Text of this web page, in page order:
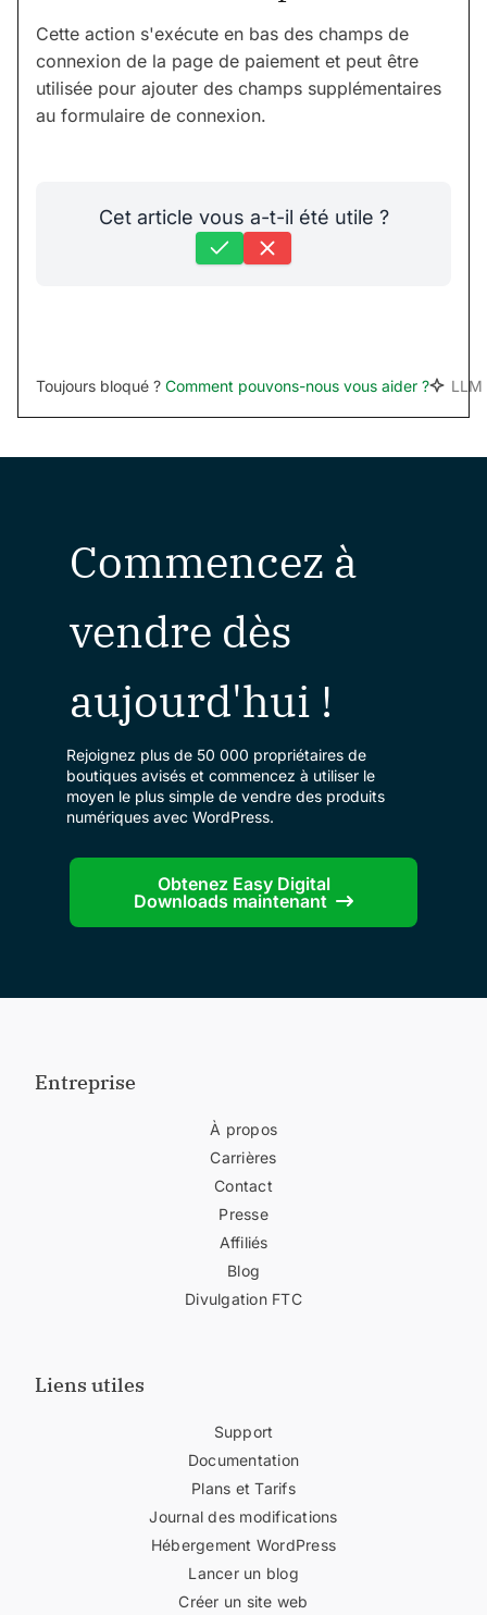
Cette action s'exécute en bas des champs de
connexion de la page de paiement et peut être
utilisée pour ajouter des champs supplémentaires
au formulaire de connexion.
Cet article vous a-t-il été utile ?
Toujours bloqué ? Comment pouvons-nous vous aider ? LLM
Commencez à
vendre dès
aujourd'hui !
Rejoignez plus de 50 000 propriétaires de
boutiques avisés et commencez à utiliser le
moyen le plus simple de vendre des produits
numériques avec WordPress.
Obtenez Easy Digital
Downloads maintenant
Entreprise
À propos
Carrières
Contact
Presse
Affiliés
Blog
Divulgation FTC
Liens utiles
Support
Documentation
Plans et Tarifs
Journal des modifications
Hébergement WordPress
Lancer un blog
Créer un site web